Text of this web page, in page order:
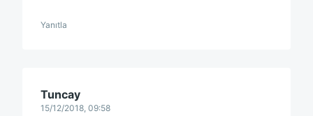
Yanıtla
Tuncay
15/12/2018, 09:58